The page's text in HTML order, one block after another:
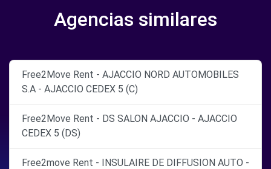
Agencias similares
Free2Move Rent - AJACCIO NORD AUTOMOBILES
S.A - AJACCIO CEDEX 5 (C)
Free2Move Rent - DS SALON AJACCIO - AJACCIO
CEDEX 5 (DS)
Free2move Rent - INSULAIRE DE DIFFUSION AUTO -